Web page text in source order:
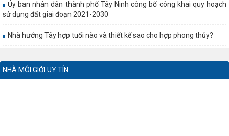
Ủy ban nhân dân thành phố Tây Ninh công bố công khai quy hoạch
sử dụng đất giai đoạn 2021-2030
Nhà hướng Tây hợp tuổi nào và thiết kế sao cho hợp phong thủy?
NHÀ MÔI GIỚI UY TÍN